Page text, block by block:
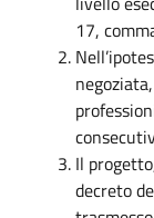
17,
Il
decreto